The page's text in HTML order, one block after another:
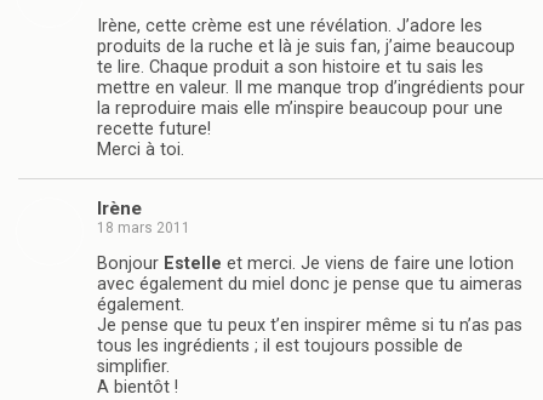
Irène, cette crème est une révélation. J’adore les
produits de la ruche et là je suis fan, j’aime beaucoup
te lire. Chaque produit a son histoire et tu sais les
mettre en valeur. Il me manque trop d’ingrédients pour
la reproduire mais elle m’inspire beaucoup pour une
recette future!
Merci à toi.
Irène
18 mars 2011
Bonjour Estelle et merci. Je viens de faire une lotion
avec également du miel donc je pense que tu aimeras
également.
Je pense que tu peux t’en inspirer même si tu n’as pas
tous les ingrédients ; il est toujours possible de
simplifier.
A bientôt !